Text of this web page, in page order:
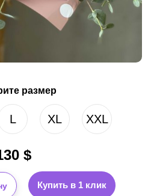
размер
L XL XXL
$
Купить в 1 клик